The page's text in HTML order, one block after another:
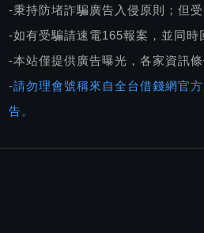
-秉持防堵詐騙廣告入侵原則；但
-如有受騙請速電165報案，並同時
-本站僅提供廣告曝光，各家資訊
-請勿理會號稱來自全台借錢網官
告。